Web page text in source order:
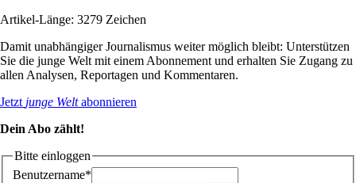
Artikel-Länge: 3279 Zeichen
Damit unabhängiger Journalismus weiter möglich bleibt: Unterstützen
Sie die junge Welt mit einem Abonnement und erhalten Sie Zugang zu
allen Analysen, Reportagen und Kommentaren.
Jetzt junge Weltabonnieren
Dein Abo zählt!
Bitte einloggen
Benutzername*